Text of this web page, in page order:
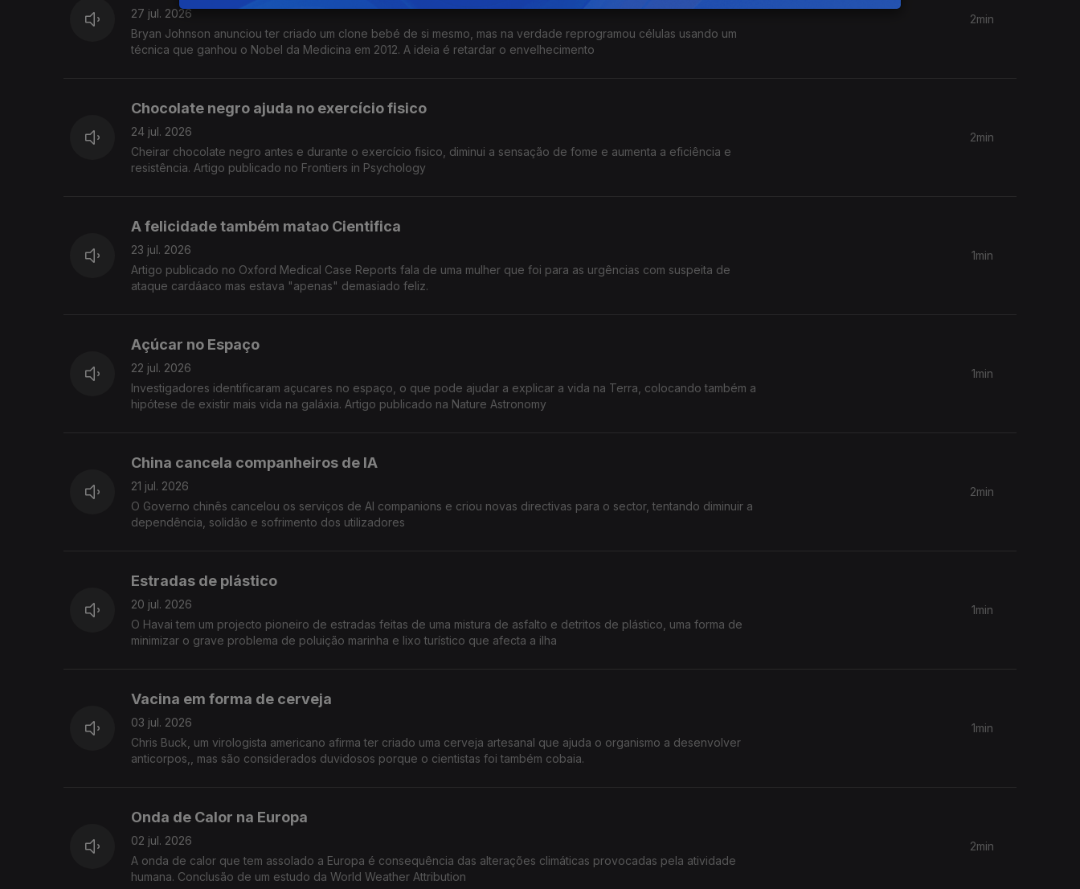
27 jul. 2026
Bryan Johnson anunciou ter criado um clone bebé de si mesmo, mas na verdade reprogramou células usando um
técnica que ganhou o Nobel da Medicina em 2012. A ideia é retardar o envelhecimento
2min
Chocolate negro ajuda no exercício fisico
24 jul. 2026
Cheirar chocolate negro antes e durante o exercício fisico, diminui a sensação de fome e aumenta a eficiência e
resistência. Artigo publicado no Frontiers in Psychology
2min
A felicidade também matao Cientifica
23 jul. 2026
Artigo publicado no Oxford Medical Case Reports fala de uma mulher que foi para as urgências com suspeita de
ataque cardáaco mas estava "apenas" demasiado feliz.
1min
Açúcar no Espaço
22 jul. 2026
Investigadores identificaram açucares no espaço, o que pode ajudar a explicar a vida na Terra, colocando também a
hipótese de existir mais vida na galáxia. Artigo publicado na Nature Astronomy
1min
China cancela companheiros de IA
21 jul. 2026
O Governo chinês cancelou os serviços de AI companions e criou novas directivas para o sector, tentando diminuir a
dependência, solidão e sofrimento dos utilizadores
2min
Estradas de plástico
20 jul. 2026
O Havai tem um projecto pioneiro de estradas feitas de uma mistura de asfalto e detritos de plástico, uma forma de
minimizar o grave problema de poluição marinha e lixo turístico que afecta a ilha
1min
Vacina em forma de cerveja
03 jul. 2026
Chris Buck, um virologista americano afirma ter criado uma cerveja artesanal que ajuda o organismo a desenvolver
anticorpos,, mas são considerados duvidosos porque o cientistas foi também cobaia.
1min
Onda de Calor na Europa
02 jul. 2026
A onda de calor que tem assolado a Europa é consequência das alterações climáticas provocadas pela atividade
humana. Conclusão de um estudo da World Weather Attribution
2min